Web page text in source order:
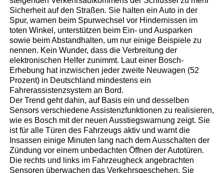
Sicherheit auf den Straßen. Sie halten ein Auto in der
Spur, warnen beim Spurwechsel vor Hindernissen im
toten Winkel, unterstützen beim Ein- und Ausparken
sowie beim Abstandhalten, um nur einige Beispiele zu
nennen. Kein Wunder, dass die Verbreitung der
elektronischen Helfer zunimmt. Laut einer Bosch-
Erhebung hat inzwischen jeder zweite Neuwagen (52
Prozent) in Deutschland mindestens ein
Fahrerassistenzsystem an Bord.
Der Trend geht dahin, auf Basis ein und desselben
Sensors verschiedene Assistenzfunktionen zu realisieren,
wie es Bosch mit der neuen Ausstiegswarnung zeigt. Sie
ist für alle Türen des Fahrzeugs aktiv und warnt die
Insassen einige Minuten lang nach dem Ausschalten der
Zündung vor einem unbedachten Öffnen der Autotüren.
Die rechts und links im Fahrzeugheck angebrachten
Sensoren überwachen das Verkehrsgeschehen. Sie